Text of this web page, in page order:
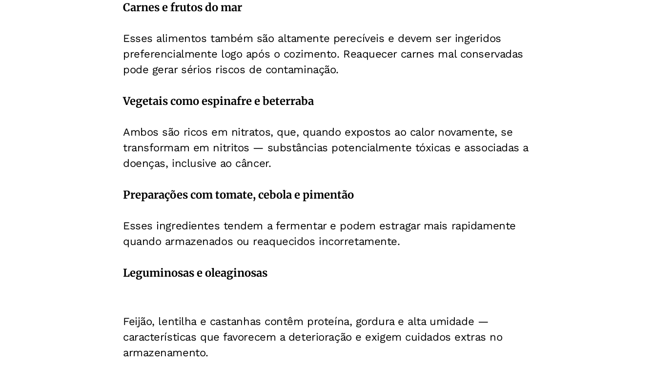
Carnes e frutos do mar
Esses alimentos também são altamente perecíveis e devem ser ingeridos
preferencialmente logo após o cozimento. Reaquecer carnes mal conservadas
pode gerar sérios riscos de contaminação.
Vegetais como espinafre e beterraba
Ambos são ricos em nitratos, que, quando expostos ao calor novamente, se
transformam em nitritos — substâncias potencialmente tóxicas e associadas a
doenças, inclusive ao câncer.
Preparações com tomate, cebola e pimentão
Esses ingredientes tendem a fermentar e podem estragar mais rapidamente
quando armazenados ou reaquecidos incorretamente.
Leguminosas e oleaginosas
Feijão, lentilha e castanhas contêm proteína, gordura e alta umidade —
características que favorecem a deterioração e exigem cuidados extras no
armazenamento.